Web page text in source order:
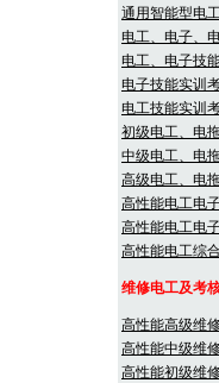
通用智能型电
电工、电子、
电工、电子技
电子技能实训
电工技能实训
初级电工、电
中级电工、电
高级电工、电
高性能电工电
高性能电工电
高性能电工综
维修电工及考
高性能高级维
高性能中级维
高性能初级维